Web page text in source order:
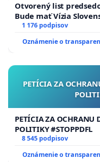
Otvorený list
Bude mať Vízia
1 176 podpisov
Oznámenie o
PETÍCIA ZA
PETÍCIA ZA OCHRANU
POLITIKY #STOPPDFL
8 545 podpisov
Oznámenie o